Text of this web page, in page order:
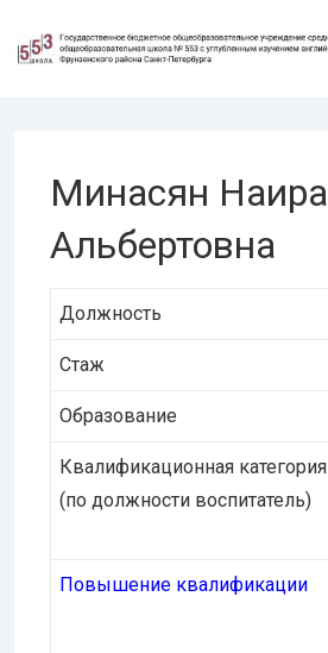
Перейти
Минасян Наира
Альбертовна
Должность
Стаж
Образование
Квалификационная категория
(по должности воспитатель)
Повышение квалификации